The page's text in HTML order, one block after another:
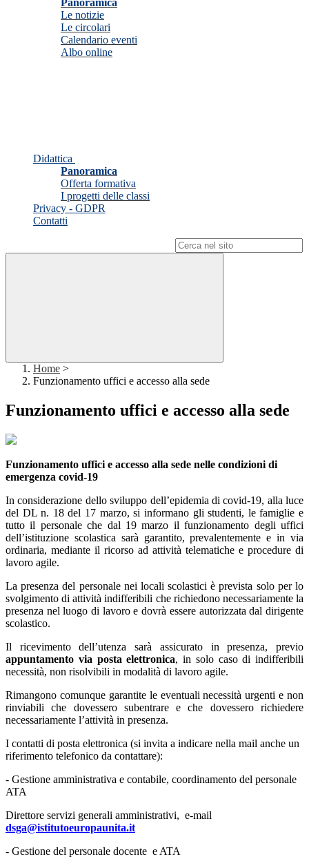
Panoramica
Le notizie
Le circolari
Calendario eventi
Albo online
Didattica
Panoramica
Offerta formativa
I progetti delle classi
Privacy - GDPR
Contatti
Home >
Funzionamento uffici e accesso alla sede
Funzionamento uffici e accesso alla sede
Funzionamento uffici e accesso alla sede nelle condizioni di
emergenza covid-19
In considerazione dello sviluppo dell’epidemia di covid-19, alla luce
del DL n. 18 del 17 marzo, si informano gli studenti, le famiglie e
tutto il personale che dal 19 marzo il funzionamento degli uffici
dell’istituzione scolastica sarà garantito, prevalentemente e in via
ordinaria, mediante il ricorso ad attività telematiche e procedure di
lavoro agile.
La presenza del personale nei locali scolastici è prevista solo per lo
svolgimento di attività indifferibili che richiedono necessariamente la
presenza nel luogo di lavoro e dovrà essere autorizzata dal dirigente
scolastico.
Il ricevimento dell’utenza sarà assicurato in presenza, previo
appuntamento via posta elettronica, in solo caso di indifferibili
necessità, non risolvibili in modalità di lavoro agile.
Rimangono comunque garantite le eventuali necessità urgenti e non
rinviabili che dovessero subentrare e che dovessero richiedere
necessariamente l’attività in presenza.
I contatti di posta elettronica (si invita a indicare nella mail anche un
riferimento telefonico da contattare):
- Gestione amministrativa e contabile, coordinamento del personale
ATA
Direttore servizi generali amministrativi, e-mail
dsga@istitutoeuropaunita.it
- Gestione del personale docente e ATA